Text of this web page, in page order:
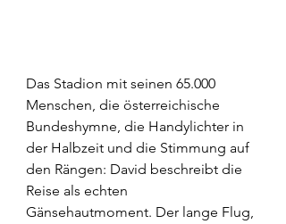
Das Stadion mit seinen 65.000
Menschen, die österreichische
Bundeshymne, die Handylichter in
der Halbzeit und die Stimmung auf
den Rängen: David beschreibt die
Reise als echten
Gänsehautmoment. Der lange Flug,